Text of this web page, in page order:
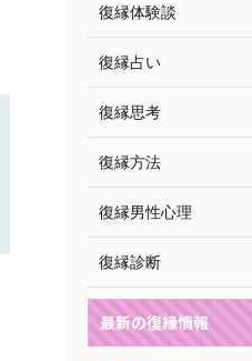
復縁体験談
復縁占い
復縁思考
復縁方法
復縁男性心理
復縁診断
最新の復縁情報